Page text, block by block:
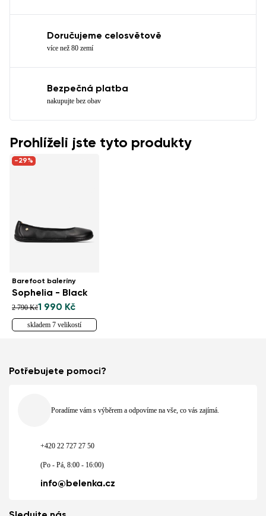
Doručujeme celosvětově
více než 80 zemí
Bezpečná platba
nakupujte bez obav
Prohlíželi jste tyto produkty
-29%
Barefoot baleríny
Sophelia - Black
2 790 Kč1 990 Kč
skladem 7 velikostí
Potřebujete pomoci?
Poradíme vám s výběrem a odpovíme na vše, co vás zajímá.
+420 22 727 27 50
(Po - Pá, 8:00 - 16:00)
info@belenka.cz